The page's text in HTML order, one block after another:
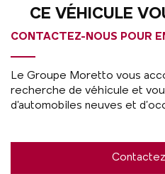
CE VÉHICULE
CONTACTEZ-NOUS POUR
Le Groupe Moretto vous
recherche de véhicule et
d’automobiles neuves et